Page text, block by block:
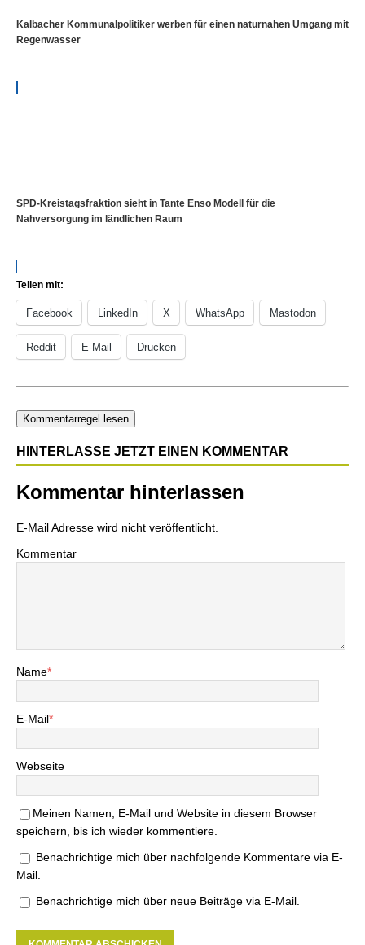
Kalbacher Kommunalpolitiker werben für einen naturnahen Umgang mit
Regenwasser
SPD-Kreistagsfraktion sieht in Tante Enso Modell für die
Nahversorgung im ländlichen Raum
Teilen mit:
Facebook LinkedIn X WhatsApp Mastodon
Reddit E-Mail Drucken
Kommentarregel lesen
HINTERLASSE JETZT EINEN KOMMENTAR
Kommentar hinterlassen
E-Mail Adresse wird nicht veröffentlicht.
Kommentar
Name*
E-Mail*
Webseite
Meinen Namen, E-Mail und Website in diesem Browser
speichern, bis ich wieder kommentiere.
Benachrichtige mich über nachfolgende Kommentare via E-
Mail.
Benachrichtige mich über neue Beiträge via E-Mail.